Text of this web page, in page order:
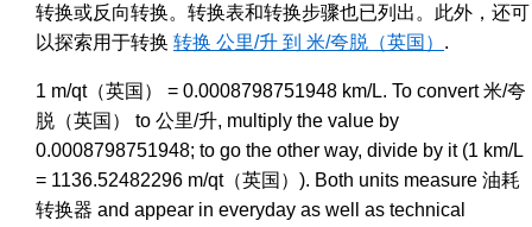
转换或反向转换。转换表和转换步骤也已列出。此外，还可
以探索用于转换 转换 公里/升 到 米/夸脱（英国） .
1 m/qt（英国） = 0.0008798751948 km/L. To convert 米/夸
脱（英国） to 公里/升, multiply the value by
0.0008798751948; to go the other way, divide by it (1 km/L
= 1136.52482296 m/qt（英国）). Both units measure 油耗
转换器 and appear in everyday as well as technical